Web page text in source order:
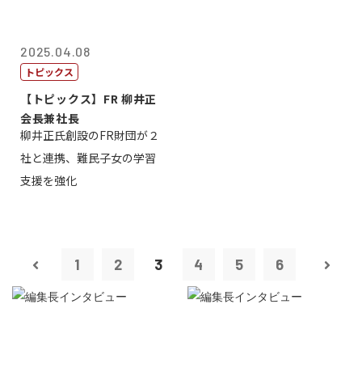
2025.04.08
トピックス
【トピックス】FR 柳井正
会長兼社長
柳井正氏創設のFR財団が２
社と連携、難民子女の学習
支援を強化
1 2 3 4 5 6